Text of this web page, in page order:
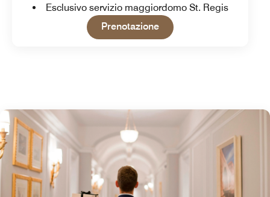
Esclusivo servizio maggiordomo St. Regis
PrenotazioneOpen in New Tab